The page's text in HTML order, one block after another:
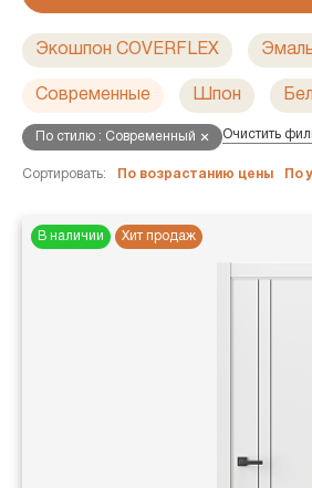
Экошпон COVERFLEX
Современные Шпон
По стилю : Современный Очистить
Сортировать: По возрастанию цены
В наличии Хит продаж